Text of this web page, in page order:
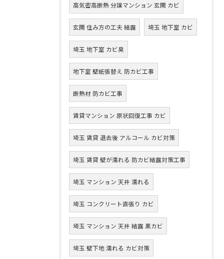
高気密高断熱 分譲マンション 玄関 カビ
玄関 住み方の工夫 結露 埼玉 地下室 カビ
埼玉 地下室 カビ臭
地下室 壁紙張替え 防カビ工事
断熱材 防カビ工事
賃貸マンション 原状回復工事 カビ
埼玉 賃貸 退去後 アルコール カビ対策
埼玉 賃貸 壁が濡れる 防カビ結露対策工事
埼玉 マンション 天井 濡れる
埼玉 コンクリート直張り カビ
埼玉 マンション 天井 結露 黒カビ
埼玉 壁下地 濡れる カビ対策